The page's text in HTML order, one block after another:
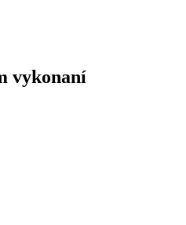
vykonaní